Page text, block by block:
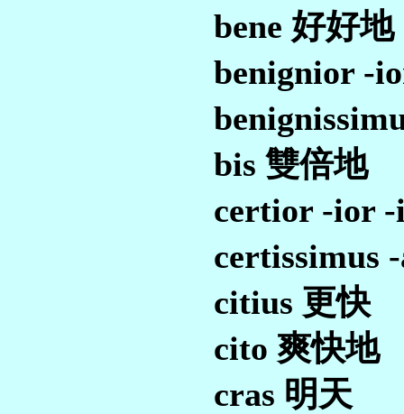
bene 好好地
benignior -
bis 雙倍地
certior -ior -
certissimus
citius 更快
cito 爽快地
cras 明天